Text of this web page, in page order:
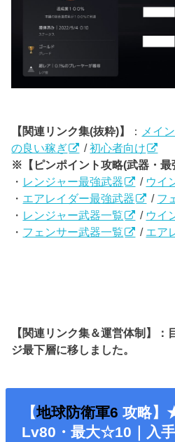
【関連リンク集(抜粋)】 ： メイ
の良い稼ぎ
/初心者向け
※【ピンポイント攻略(武器・最
・ レンジャー最強武器 / ウイ
・ エアレイダー最強武器 / フ
・ レンジャー武器一覧 / ウイ
・ フェンサー武器一覧 / エア
【関連リンク集＆運営体制】
ジ最下層に移しました。
【地球防衛軍6 攻略】
Lv80・最大☆10｜入